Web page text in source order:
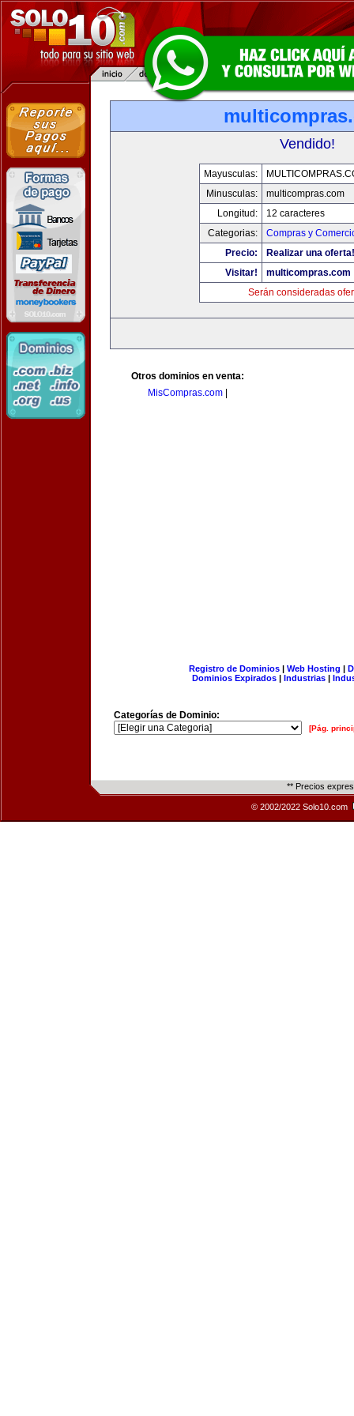
Vendido!
Mayusculas:
Minusculas:
multicompras.com
Longitud:
12 caracteres
Categorias:
Compras y
Precio:
Realizar una oferta!
Visitar!
multicompras.com
Serán consideradas
Otros dominios en venta:
MisCompras.com
Registro de Dominios| Web Hosting |
Dominios Expirados | Industrias |
Categorías de Dominio:
[Pág.
** Precios
© 2002/2022 Solo10.com